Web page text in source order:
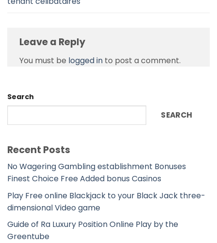
Leave a Reply
You must be logged in to post a comment.
Search
SEARCH
Recent Posts
No Wagering Gambling establishment Bonuses
Finest Choice Free Added bonus Casinos
Play Free online Blackjack to your Black Jack three-
dimensional Video game
Guide of Ra Luxury Position Online Play by the
Greentube